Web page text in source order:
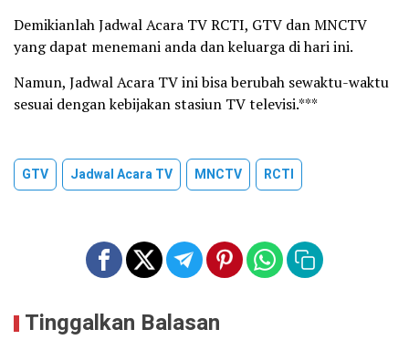
Demikianlah Jadwal Acara TV RCTI, GTV dan MNCTV
yang dapat menemani anda dan keluarga di hari ini.
Namun, Jadwal Acara TV ini bisa berubah sewaktu-waktu
sesuai dengan kebijakan stasiun TV televisi.***
GTV Jadwal Acara TV MNCTV RCTI
Tinggalkan Balasan